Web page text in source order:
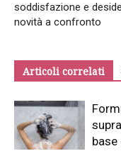
soddisfazione e
novità a confronto
Articoli correlati